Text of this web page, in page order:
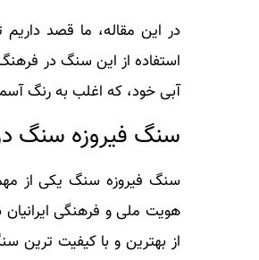
در این مقاله، ما قصد
استفاده از این سنگ در
آبی خود، که اغلب به رنگ
سنگ فیروزه سنگ
سنگ فیروزه سنگ یکی از
هویت ملی و فرهنگی
از بهترین و با کیفیت ترین